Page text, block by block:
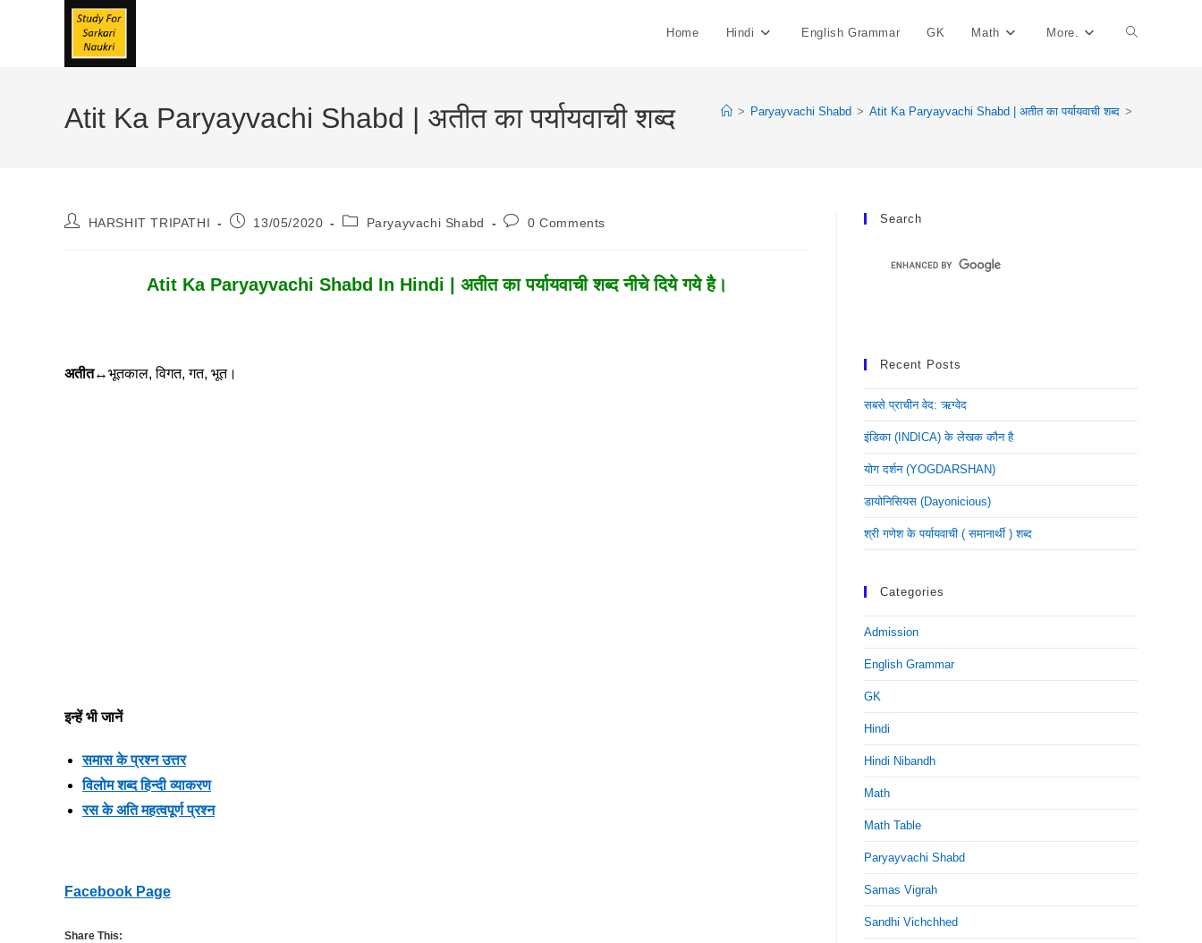
Home Hindi English Grammar GK Math More. Toggle
Atit Ka Paryayvachi Shabd | अतीत का पर्यायवाची शब्द > Paryayvachi Shabd > Atit Ka Paryayvachi Shabd | अतीत का पर्यायवाची शब्द >
PostHARSHIT TRIPATHI
Post13/05/2020
PostParyayvachi Shabd
Post0 Comments
Atit Ka Paryayvachi Shabd In Hindi | अतीत का पर्यायवाची शब्द नीचे दिये गये है।
अतीत↔भूतकाल, विगत, गत, भूत।
इन्हें भी जानें
समास के प्रश्न उत्तर
विलोम शब्द हिन्दी व्याकरण
रस के अति महत्वपूर्ण प्रश्न
Facebook Page
Share This:
Search
Recent Posts
सबसे प्राचीन वेद: ऋग्वेद
इंडिका (INDICA) के लेखक कौन है
योग दर्शन (YOGDARSHAN)
डायोनिसियस (dayonicious)
श्री गणेश के पर्यायवाची ( समानार्थी ) शब्द
Categories
Admission
English Grammar
GK
Hindi
Hindi Nibandh
Math
Math Table
Paryayvachi Shabd
Samas Vigrah
Sandhi Vichchhed